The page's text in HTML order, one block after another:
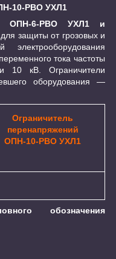
10-РВО УХЛ1
ОПН-6-РВО УХЛ1 и
защиты от грозовых и
электрооборудования
тока частоты
10 кВ. Ограничители
оборудования ―
Ограничитель
перенапряжений
ОПН-10-РВО УХЛ1
обозначения